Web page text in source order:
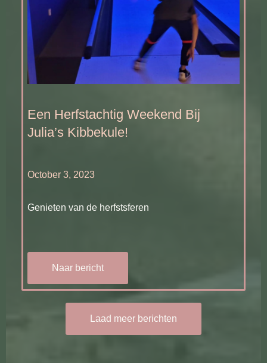
Een Herfstachtig Weekend Bij
Julia’s Kibbekule!
October 3, 2023
Genieten van de herfstsferen
Naar bericht
Laad meer berichten